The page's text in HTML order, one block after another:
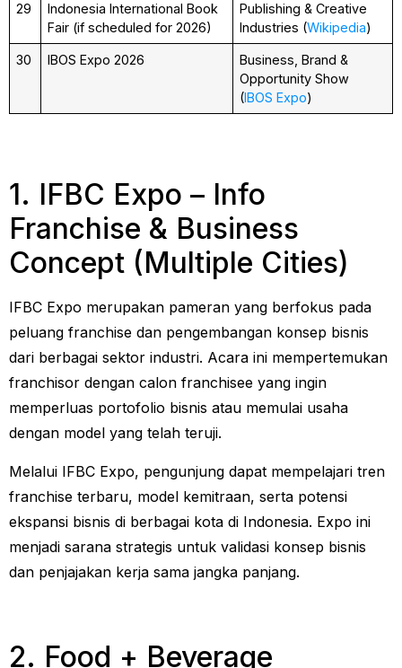
29
Indonesia International Book
Fair (if scheduled for 2026)
Publishing & Creative
Industries (Wikipedia)
30 IBOS Expo 2026
Business, Brand &
Opportunity Show
(IBOS Expo)
1. IFBC Expo – Info
Franchise & Business
Concept (Multiple Cities)
IFBC Expo merupakan pameran yang berfokus pada
peluang franchise dan pengembangan konsep bisnis
dari berbagai sektor industri. Acara ini mempertemukan
franchisor dengan calon franchisee yang ingin
memperluas portofolio bisnis atau memulai usaha
dengan model yang telah teruji.
Melalui IFBC Expo, pengunjung dapat mempelajari tren
franchise terbaru, model kemitraan, serta potensi
ekspansi bisnis di berbagai kota di Indonesia. Expo ini
menjadi sarana strategis untuk validasi konsep bisnis
dan penjajakan kerja sama jangka panjang.
2. Food + Beverage